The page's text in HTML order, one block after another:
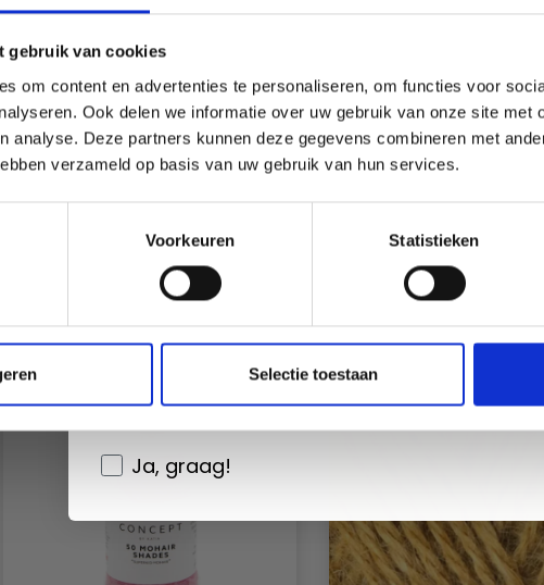
gebruik van cookies
om content en advertenties te personaliseren, om functies voor
Ook delen we informatie over uw gebruik van onze site met
analyse. Deze partners kunnen deze gegevens combineren met
verzameld op basis van uw gebruik van hun services.
Voorkeuren Statistieken
Selectie toestaan
EUR 7.99
CABRITO
EUR 12.30
offres limitées en vous inscrivant à notre
newsletter gratuite !
Oui, inscrivez-moi !
Wil je liever nieuws ontvangen over onze
Ja, graag!